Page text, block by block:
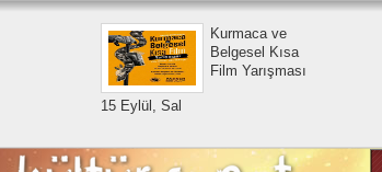
Kurmaca ve
Belgesel Kısa
Film Yarışması